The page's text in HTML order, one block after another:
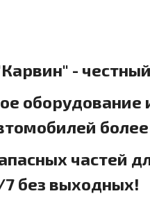
-
оборудование
более
частей
без выходных!